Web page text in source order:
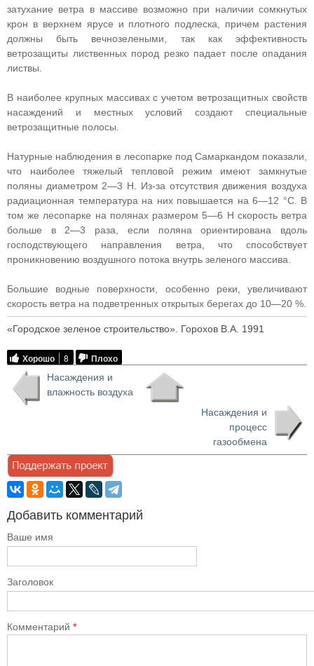
затухание ветра в массиве возможно при наличии сомкнутых
крон в верхнем ярусе и плотного подлеска, причем растения
должны быть вечнозелеными, так как эффективность
ветрозащиты лиственных пород резко падает после опадания
листвы.
В наиболее крупных массивах с учетом ветрозащитных свойств
насаждений и местных условий создают специальные
ветрозащитные полосы.
Натурные наблюдения в лесопарке под Самаркандом показали,
что наиболее тяжелый тепловой режим имеют замкнутые
поляны диаметром 2—3 H. Из-за отсутствия движения воздуха
радиационная температура на них повышается на 6—12 °С. В
том же лесопарке на полянах размером 5—6 H скорость ветра
больше в 2—3 раза, если поляна ориентирована вдоль
господствующего направления ветра, что способствует
проникновению воздушного потока внутрь зеленого массива.
Большие водные поверхности, особенно реки, увеличивают
скорость ветра на подветренных открытых берегах до 10—20 %.
«Городское зеленое строительство». Горохов В.А. 1991
Хорошо 8 Плохо
Насаждения и
влажность воздуха
Насаждения и
процесс
газообмена
Добавить комментарий
Ваше имя
Заголовок
Комментарий *